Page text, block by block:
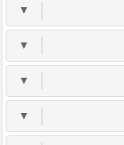
▼
▼
▼
▼